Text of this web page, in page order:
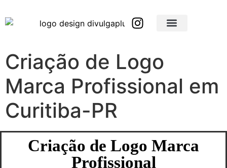
Criação de Logo
Marca Profissional em
Curitiba-PR
Criação de Logo Marca
Profissional